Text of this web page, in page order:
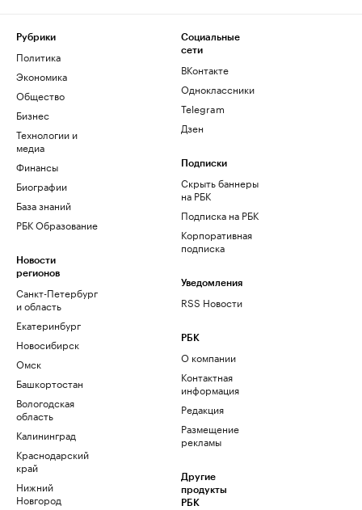
Рубрики
Политика
Экономика
Общество
Бизнес
Технологии и
медиа
Финансы
Биографии
База знаний
РБК Образование
Новости
регионов
Санкт-Петербург
и область
Екатеринбург
Новосибирск
Омск
Башкортостан
Вологодская
область
Калининград
Краснодарский
край
Нижний
Новгород
Социальные
сети
ВКонтакте
Одноклассники
Telegram
Дзен
Подписки
Скрыть баннеры
на РБК
Подписка на РБК
Корпоративная
подписка
Уведомления
RSS Новости
РБК
О компании
Контактная
информация
Редакция
Размещение
рекламы
Другие
продукты
РБК